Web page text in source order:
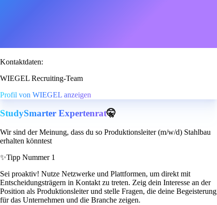
Kontaktdaten:
WIEGEL Recruiting-Team
Profil von WIEGEL anzeigen
StudySmarter Expertenrat🤫
Wir sind der Meinung, dass du so Produktionsleiter (m/w/d) Stahlbau
erhalten könntest
✨Tipp Nummer 1
Sei proaktiv! Nutze Netzwerke und Plattformen, um direkt mit
Entscheidungsträgern in Kontakt zu treten. Zeig dein Interesse an der
Position als Produktionsleiter und stelle Fragen, die deine Begeisterung
für das Unternehmen und die Branche zeigen.